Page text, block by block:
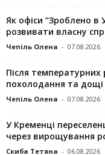
Як офіси “Зроблено в
розвивати власну
Чепіль Олена - 07.08.2026
Після температурних
похолодання та дощі
Чепіль Олена - 07.08.2026
У Кременці
через вирощування
Скиба Тетяна - 06.08.2026